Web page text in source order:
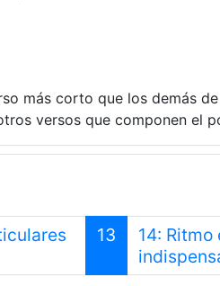
más corto que los demás
versos que componen el
13
14: